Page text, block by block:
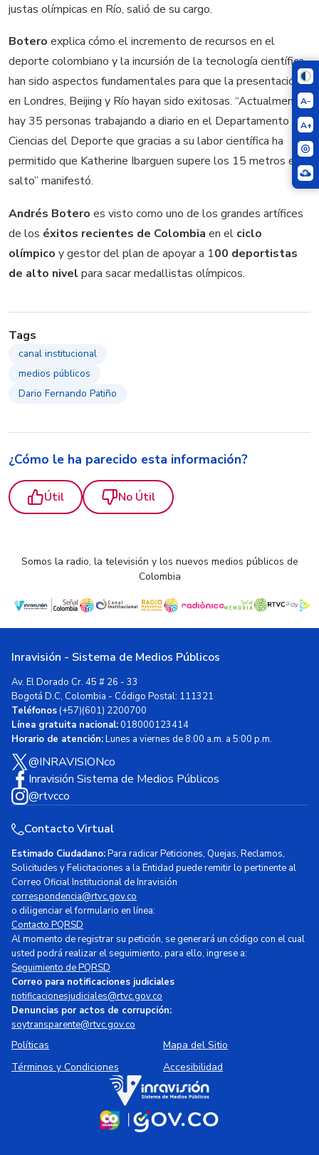
A-
A+
justas olímpicas en Río, salió de su cargo.
Botero explica cómo el incremento de recursos en el
deporte colombiano y la incursión de la tecnología científica
han sido aspectos fundamentales para que la presentación
en Londres, Beijing y Río hayan sido exitosas. “Actualmente
hay 35 personas trabajando a diario en el Departamento de
Ciencias del Deporte que gracias a su labor científica ha
permitido que Katherine Ibarguen supere los 15 metros en
salto” manifestó.
Andrés Botero es visto como uno de los grandes artífices
de los éxitos recientes de Colombia en el ciclo
olímpico y gestor del plan de apoyar a 100 deportistas
de alto nivel para sacar medallistas olímpicos.
Tags
canal institucional
medios públicos
Dario Fernando Patiño
¿Cómo le ha parecido esta información?
Útil No Útil
Somos la radio, la televisión y los nuevos medios públicos de
Colombia
Inravisión - Sistema de Medios Públicos
Av. El Dorado Cr. 45 # 26 - 33
Bogotá D.C, Colombia - Código Postal: 111321
Teléfonos(+57)(601) 2200700
Línea gratuita nacional:018000123414
Horario de atención:Lunes a viernes de 8:00 a.m. a 5:00 p.m.
@INRAVISIONco
Inravisión Sistema de Medios Públicos
@rtvcco
Contacto Virtual
Estimado Ciudadano:Para radicar Peticiones, Quejas, Reclamos,
Solicitudes y Felicitaciones a la Entidad puede remitir lo pertinente al
Correo Oficial Institucional de Inravisión
correspondencia@rtvc.gov.co
o diligenciar el formulario en línea:
Contacto PQRSD
Al momento de registrar su petición, se generará un código con el cual
usted podrá realizar el seguimiento, para ello, ingrese a:
Seguimiento de PQRSD
Correo para notificaciones judiciales
notificacionesjudiciales@rtvc.gov.co
Denuncias por actos de corrupción:
soytransparente@rtvc.gov.co
Políticas
Mapa del Sitio
Términos y Condiciones
Accesibilidad